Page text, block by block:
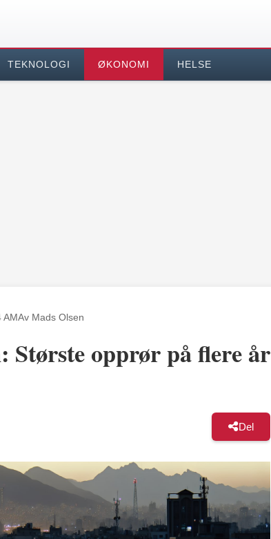
TEKNOLOGI ØKONOMI HELSE
AMAv Mads Olsen
Største opprør på flere år
Del